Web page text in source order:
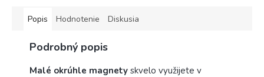
Popis Hodnotenie Diskusia
Podrobný popis
Malé okrúhle magnety skvelo využijete v